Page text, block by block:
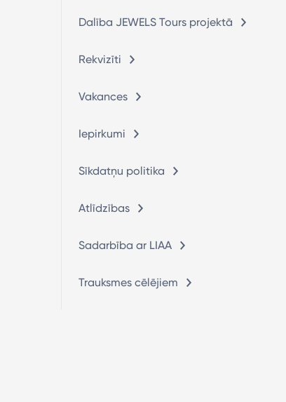
Dalība JEWELS Tours projektā
Rekvizīti
Vakances
Iepirkumi
Sīkdatņu politika
Atlīdzības
Sadarbība ar LIAA
Trauksmes cēlējiem